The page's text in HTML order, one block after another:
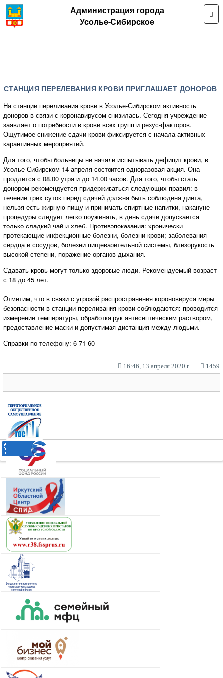
Администрация города
Усолье-Сибирское
СТАНЦИЯ ПЕРЕЛЕВАНИЯ КРОВИ ПРИГЛАШАЕТ ДОНОРОВ
На станции переливания крови в Усолье-Сибирском активность
доноров в связи с коронавирусом снизилась. Сегодня учреждение
заявляет о потребности в крови всех групп и резус-факторов.
Ощутимое снижение сдачи крови фиксируется с начала активных
карантинных мероприятий.
Для того, чтобы больницы не начали испытывать дефицит крови, в
Усолье-Сибирском 14 апреля состоится одноразовая акция. Она
продлится с 08.00 утра и до 14.00 часов. Для того, чтобы стать
донором рекомендуется придерживаться следующих правил: в
течение трех суток перед сдачей должна быть соблюдена диета,
нельзя есть жирную пищу и принимать спиртные напитки, накануне
процедуры следует легко поужинать, в день сдачи допускается
только сладкий чай и хлеб. Противопоказания: хронически
протекающие инфекционные болезни, болезни крови; заболевания
сердца и сосудов, болезни пищеварительной системы, близорукость
высокой степени, поражение органов дыхания.
Сдавать кровь могут только здоровые люди. Рекомендуемый возраст
с 18 до 45 лет.
Отметим, что в связи с угрозой распространения короновируса меры
безопасности в станции переливания крови соблюдаются: проводится
измерение температуры, обработка рук антисептическим раствором,
предоставление маски и допустимая дистанция между людьми.
Справки по телефону: 6-71-60
16:46, 13 апреля 2020 г. 1459